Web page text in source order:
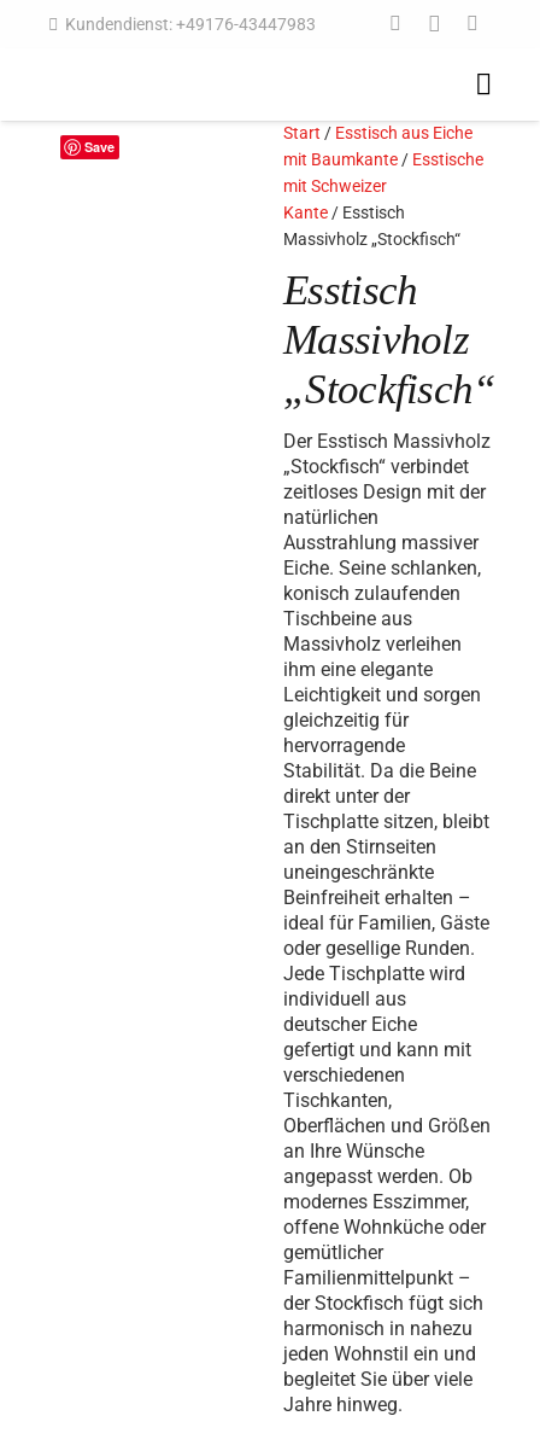
Kundendienst: +49176-43447983
Save
Start / Esstisch aus Eiche
mit Baumkante/ Esstische
mit Schweizer
Kante/ Esstisch
Massivholz „Stockfisch“
Esstisch
Massivholz
„Stockfisch“
Der Esstisch Massivholz
„Stockfisch“ verbindet
zeitloses Design mit der
natürlichen
Ausstrahlung massiver
Eiche. Seine schlanken,
konisch zulaufenden
Tischbeine aus
Massivholz verleihen
ihm eine elegante
Leichtigkeit und sorgen
gleichzeitig für
hervorragende
Stabilität. Da die Beine
direkt unter der
Tischplatte sitzen, bleibt
an den Stirnseiten
uneingeschränkte
Beinfreiheit erhalten –
ideal für Familien, Gäste
oder gesellige Runden.
Jede Tischplatte wird
individuell aus
deutscher Eiche
gefertigt und kann mit
verschiedenen
Tischkanten,
Oberflächen und Größen
an Ihre Wünsche
angepasst werden. Ob
modernes Esszimmer,
offene Wohnküche oder
gemütlicher
Familienmittelpunkt –
der Stockfisch fügt sich
harmonisch in nahezu
jeden Wohnstil ein und
begleitet Sie über viele
Jahre hinweg.